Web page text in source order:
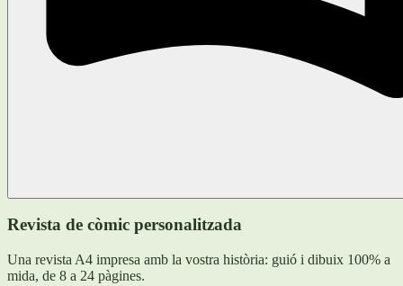
Revista de còmic personalitzada
Una revista A4 impresa amb la vostra història: guió i dibuix 100% a
mida, de 8 a 24 pàgines.